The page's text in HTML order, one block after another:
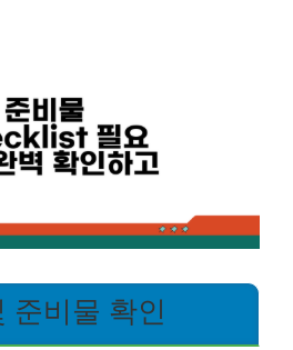
준비물 확인